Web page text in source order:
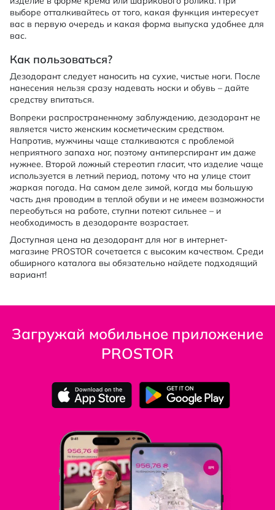
выборе отталкивайтесь от того, какая функция интересует
вас в первую очередь и какая форма выпуска удобнее для
вас.
Как пользоваться?
Дезодорант следует наносить на сухие, чистые ноги. После
нанесения нельзя сразу надевать носки и обувь – дайте
средству впитаться.
Вопреки распространенному заблуждению, дезодорант не
является чисто женским косметическим средством.
Напротив, мужчины чаще сталкиваются с проблемой
неприятного запаха ног, поэтому антиперспирант им даже
нужнее. Второй ложный стереотип гласит, что изделие чаще
используется в летний период, потому что на улице стоит
жаркая погода. На самом деле зимой, когда мы большую
часть дня проводим в теплой обуви и не имеем возможности
переобуться на работе, ступни потеют сильнее – и
необходимость в дезодоранте возрастает.
Доступная цена на дезодорант для ног в интернет-
магазине PROSTOR сочетается с высоким качеством. Среди
обширного каталога вы обязательно найдете подходящий
вариант!
Загружай мобильное приложение
PROSTOR